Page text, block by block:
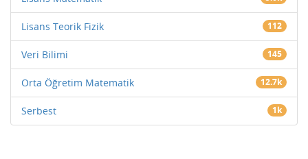
Lisans Teorik Fizik 112
Veri Bilimi 145
Orta Öğretim Matematik 12.7k
Serbest 1k